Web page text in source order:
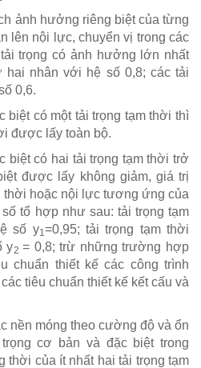
ảnh hưởng riêng biệt của từng
lên nội lực, chuyển vị trong các
trọng có ảnh hưởng lớn nhất
hai nhân với hệ số 0,8; các tải
0,6.
biệt có một tải trọng tạm thời thì
được lấy toàn bộ.
biệt có hai tải trọng tạm thời trở
được lấy không giảm, giá trị
thời hoặc nội lực tương ứng của
tổ hợp như sau: tải trọng tạm
số y1 =0,95; tải trọng tạm thời
y2= 0,8; trừ những trường hợp
chuẩn thiết kế các công trình
tiêu chuẩn thiết kế kết cấu và
nền móng theo cường độ và ổn
cơ bản và đặc biệt trong
thời của ít nhất hai tải trọng tạm